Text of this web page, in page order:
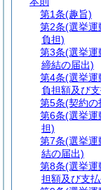
第1条(趣旨)
第2条(選挙運
負担)
第3条(選挙運
締結の届出)
第4条(選挙運
負担額及び
第5条(契約の
第6条(選挙運
担)
第7条(選挙運
結の届出)
第8条(選挙運
担額及び支